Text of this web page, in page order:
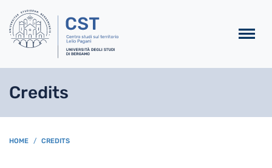
Credits
BREADCRUMB
HOME CREDITS